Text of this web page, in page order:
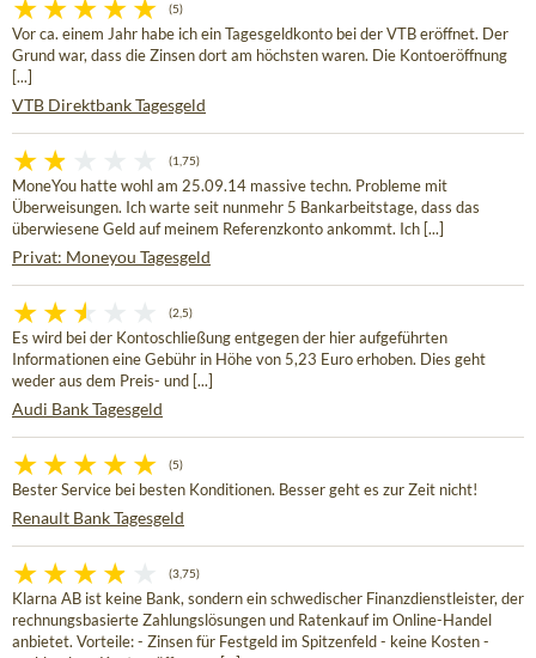
(5)
Vor ca. einem Jahr habe ich ein Tagesgeldkonto bei der VTB eröffnet. Der
Grund war, dass die Zinsen dort am höchsten waren. Die Kontoeröffnung
[...]
VTB Direktbank Tagesgeld
(1,75)
MoneYou hatte wohl am 25.09.14 massive techn. Probleme mit
Überweisungen. Ich warte seit nunmehr 5 Bankarbeitstage, dass das
überwiesene Geld auf meinem Referenzkonto ankommt. Ich [...]
Privat: Moneyou Tagesgeld
(2,5)
Es wird bei der Kontoschließung entgegen der hier aufgeführten
Informationen eine Gebühr in Höhe von 5,23 Euro erhoben. Dies geht
weder aus dem Preis- und [...]
Audi Bank Tagesgeld
(5)
Bester Service bei besten Konditionen. Besser geht es zur Zeit nicht!
Renault Bank Tagesgeld
(3,75)
Klarna AB ist keine Bank, sondern ein schwedischer Finanzdienstleister, der
rechnungsbasierte Zahlungslösungen und Ratenkauf im Online-Handel
anbietet. Vorteile: - Zinsen für Festgeld im Spitzenfeld - keine Kosten -